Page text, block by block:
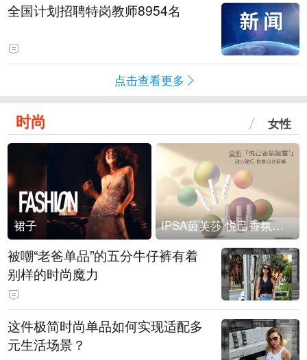
全国计划招聘特岗教师8954名
点击查看更多
时尚 女性
裙子 IPSA茵芙莎 悦己香氛凝露上市
被嘲“老爸单品”的五分牛仔裤有着
别样的时尚魔力
这件极简时尚单品如何实现适配多
元生活场景？